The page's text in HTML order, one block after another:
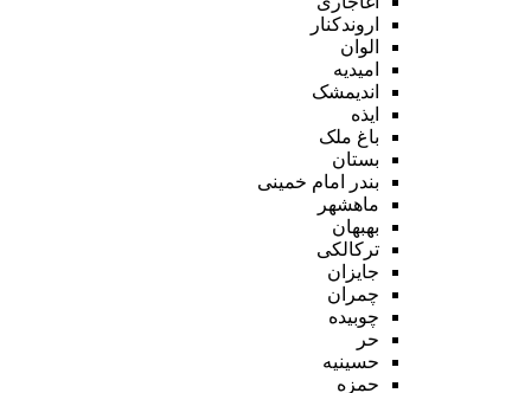
اروندکنار
الوان
امیدیه
اندیمشک
ایذه
باغ ملک
بستان
بندر امام خمینی
ماهشهر
بهبهان
ترکالکی
جایزان
چمران
چوبیده
حر
حسینیه
حمزه